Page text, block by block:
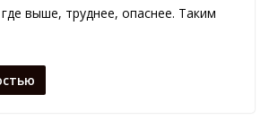
выше, труднее, опаснее. Таким